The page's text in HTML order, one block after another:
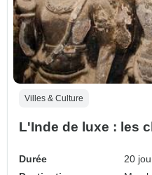
Villes & Culture
L'Inde de luxe : les
Durée
20